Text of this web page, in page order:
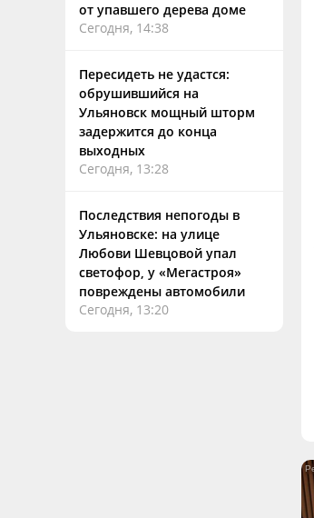
от упавшего дерева доме
Сегодня, 14:38
Пересидеть не удастся:
обрушившийся на
Ульяновск мощный шторм
задержится до конца
выходных
Сегодня, 13:28
Последствия непогоды в
Ульяновске: на улице
Любови Шевцовой упал
светофор, у «Мегастроя»
повреждены автомобили
Сегодня, 13:20